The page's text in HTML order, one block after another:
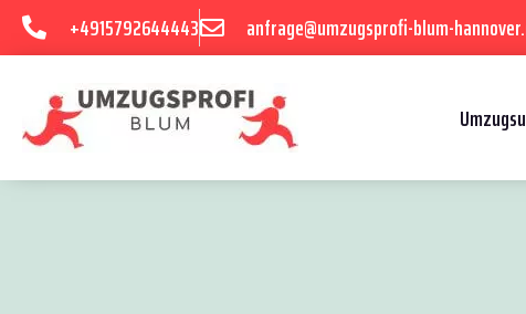
+4915792644443 anfrage@umzugsprofi-blum-